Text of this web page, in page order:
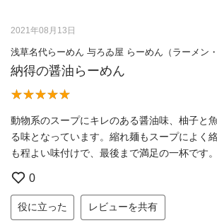
2021年08月13日
浅草名代らーめん 与ろゐ屋 らーめん（ラーメン・
納得の醤油らーめん
動物系のスープにキレのある醤油味、柚子と
る味となっています。縮れ麺もスープによく
も程よい味付けで、最後まで満足の一杯です。
0
役に立った レビューを共有